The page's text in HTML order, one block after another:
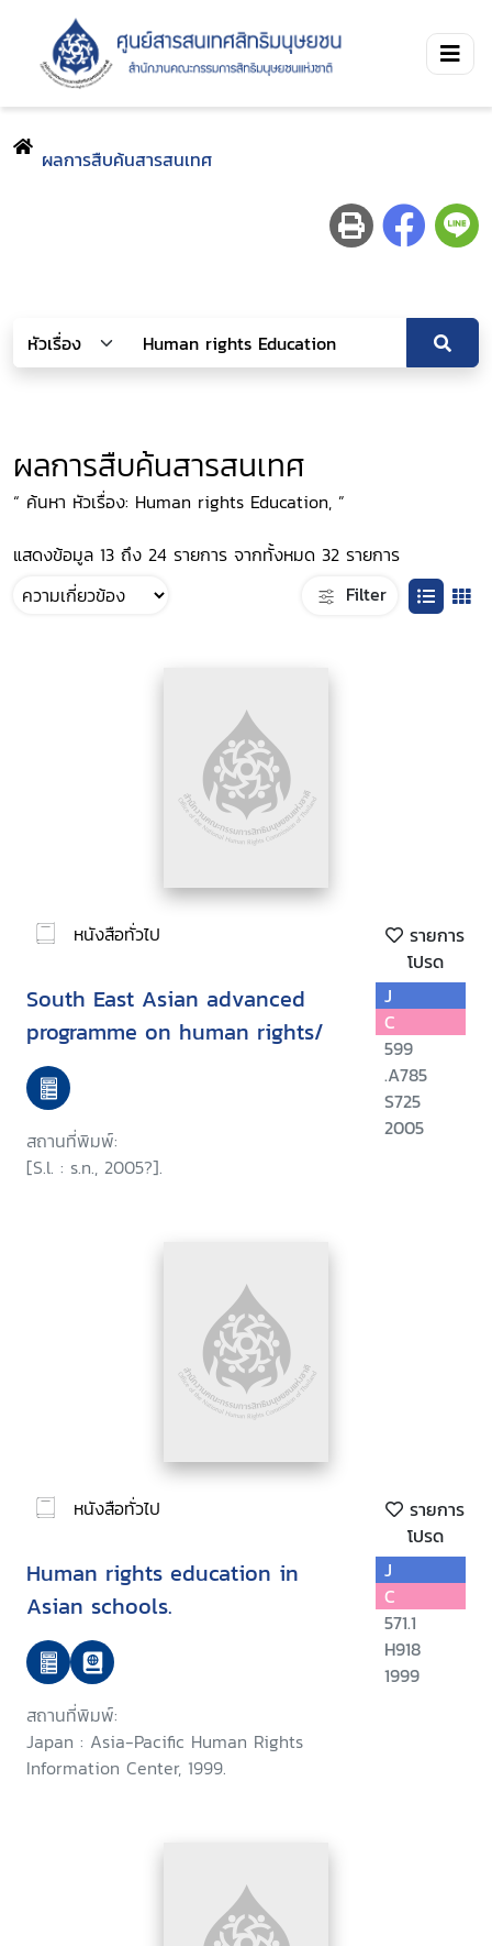
ผลการสืบค้นสารสนเทศ
ผลการสืบค้นสารสนเทศ
“ ค้นหา หัวเรื่อง: Human rights Education, ”
แสดงข้อมูล 13 ถึง 24 รายการ จากทั้งหมด 32 รายการ
Filter
หนังสือทั่วไป
รายการ
โปรด
South East Asian advanced
programme on human rights/
สถานที่พิมพ์:
[S.l. : s.n., 2005?].
J
C
599
.A785
S725
2005
หนังสือทั่วไป
รายการ
โปรด
Human rights education in
Asian schools.
สถานที่พิมพ์:
Japan : Asia-Pacific Human Rights
Information Center, 1999.
J
C
571.1
H918
1999